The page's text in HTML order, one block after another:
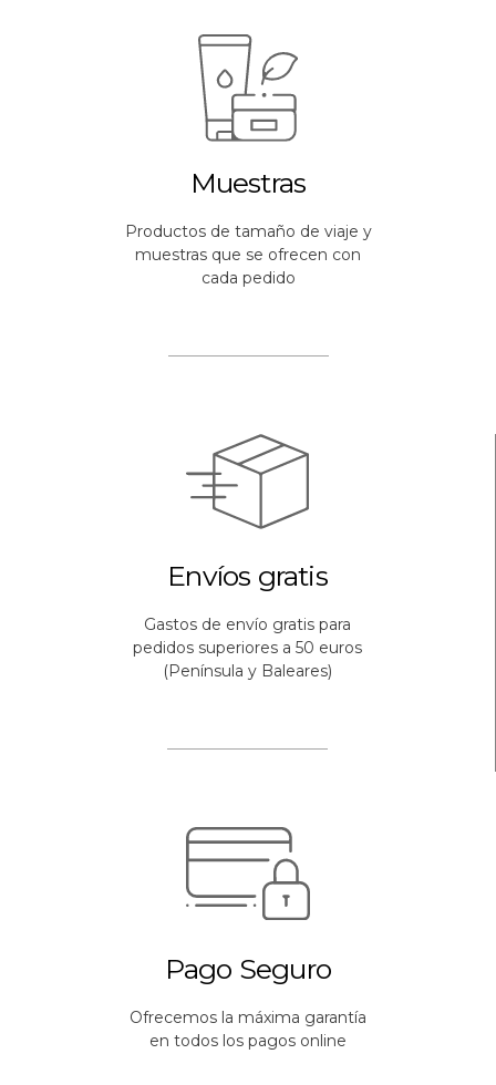
Muestras
Productos de tamaño de viaje y
muestras que se ofrecen con
cada pedido
Envíos gratis
Gastos de envío gratis para
pedidos superiores a 50 euros
(Península y Baleares)
Pago Seguro
Ofrecemos la máxima garantía
en todos los pagos online